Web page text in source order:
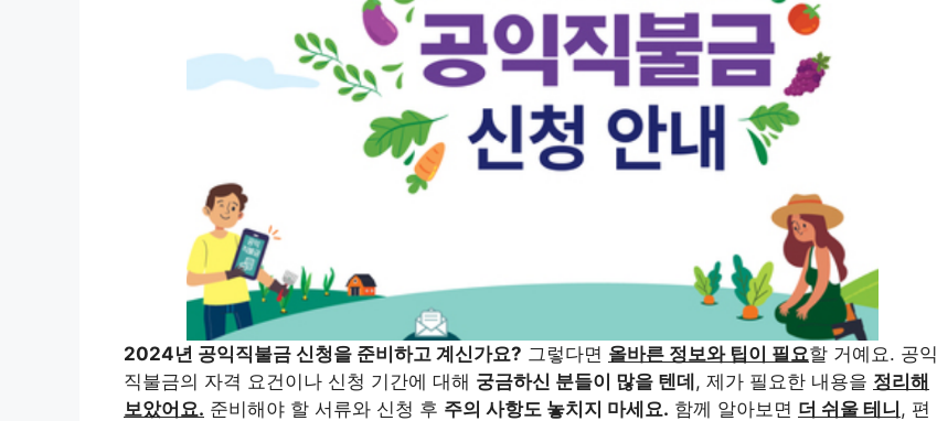
2024년 공익직불금 신청을 준비하고 계신가요? 그렇다면 올바른 정보와 팁이 필요할 거예요. 공익
직불금의 자격 요건이나 신청 기간에 대해 궁금하신 분들이 많을 텐데, 제가 필요한 내용을 정리해
보았어요. 준비해야 할 서류와 신청 후 주의 사항도 놓치지 마세요. 함께 알아보면 더 쉬울 테니, 편